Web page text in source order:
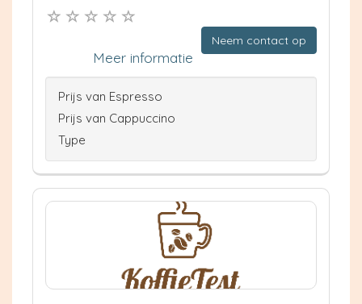
Neem contact op
Meer informatie
Prijs van Espresso
Prijs van Cappuccino
Type